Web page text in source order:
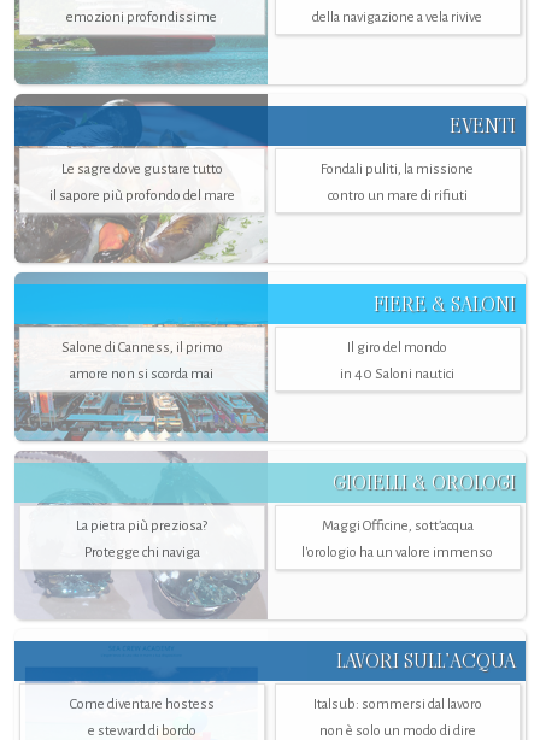
emozioni profondissime
della navigazione a vela rivive
EVENTI
Le sagre dove gustare tutto
il sapore più profondo del mare
Fondali puliti, la missione
contro un mare di rifiuti
FIERE & SALONI
Salone di Canness, il primo
amore non si scorda mai
Il giro del mondo
in 40 Saloni nautici
GIOIELLI & OROLOGI
La pietra più preziosa?
Protegge chi naviga
Maggi Officine, sott’acqua
l'orologio ha un valore immenso
LAVORI SULL’ACQUA
Come diventare hostess
e steward di bordo
Italsub: sommersi dal lavoro
non è solo un modo di dire